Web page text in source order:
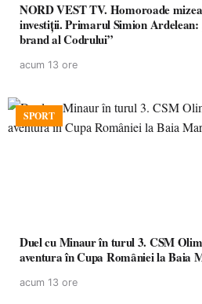
NORD VEST TV. Homoroade
investiții. Primarul Simion Ardelean: „Oțeloaia rămâne un
brand al Codrului”
acum 13 ore
SPORT
Duel cu Minaur în turul 3. CSM
aventura în Cupa României la Baia
acum 13 ore